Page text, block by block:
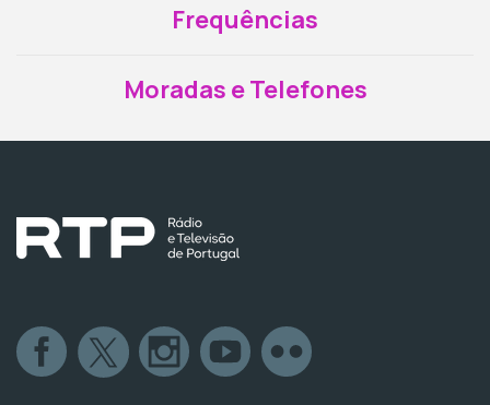
Frequências
Moradas e Telefones